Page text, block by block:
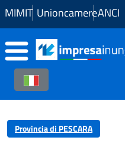
Skip to Main Content
MIMIT UnioncamereANCI
Provincia di PESCARA